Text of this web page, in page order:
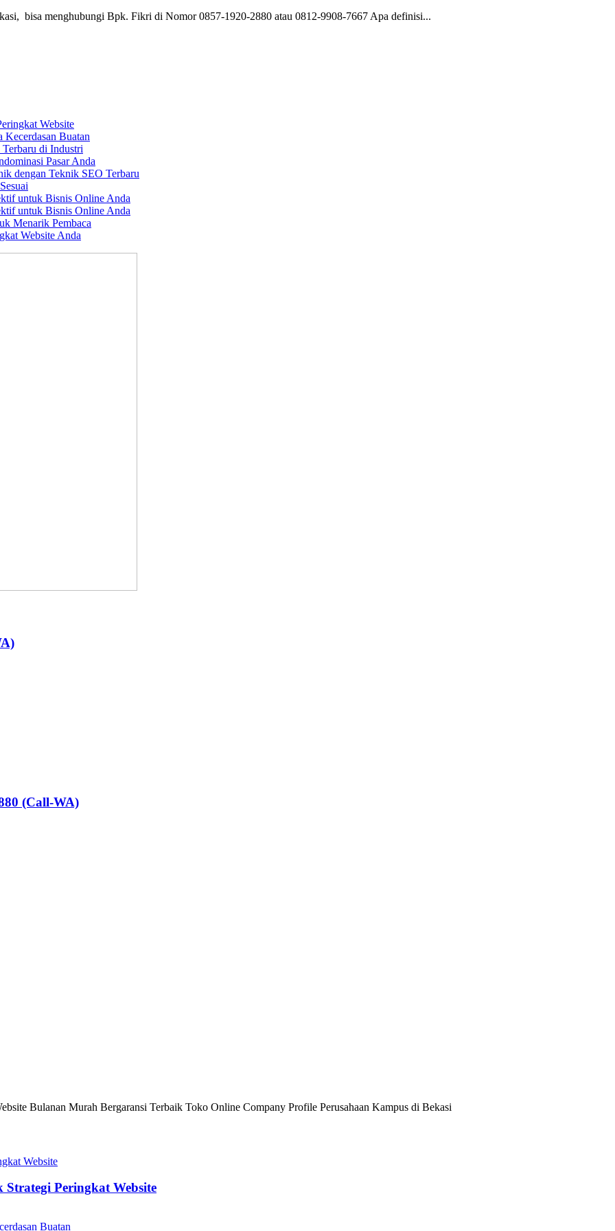
bisa menghubungi Bpk. Fikri di Nomor 0857-1920-2880 atau 0812-9908-7667 Apa definisi...
Website
Buatan
di Industri
Pasar Anda
dengan Teknik SEO Terbaru
untuk Bisnis Online Anda
untuk Bisnis Online Anda
Menarik Pembaca
Website Anda
(Call-WA)
Bulanan Murah Bergaransi Terbaik Toko Online Company Profile Perusahaan Kampus di Bekasi
Peringkat Website